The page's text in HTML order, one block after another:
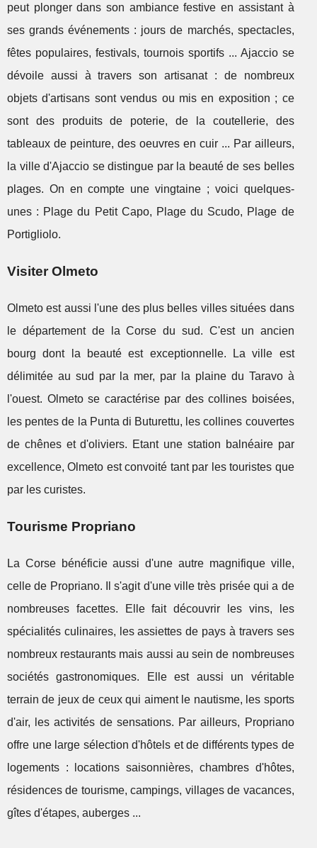
peut plonger dans son ambiance festive en assistant à
ses grands événements : jours de marchés, spectacles,
fêtes populaires, festivals, tournois sportifs ... Ajaccio se
dévoile aussi à travers son artisanat : de nombreux
objets d'artisans sont vendus ou mis en exposition ; ce
sont des produits de poterie, de la coutellerie, des
tableaux de peinture, des oeuvres en cuir ... Par ailleurs,
la ville d'Ajaccio se distingue par la beauté de ses belles
plages. On en compte une vingtaine ; voici quelques-
unes : Plage du Petit Capo, Plage du Scudo, Plage de
Portigliolo.
Visiter Olmeto
Olmeto est aussi l'une des plus belles villes situées dans
le département de la Corse du sud. C'est un ancien
bourg dont la beauté est exceptionnelle. La ville est
délimitée au sud par la mer, par la plaine du Taravo à
l'ouest. Olmeto se caractérise par des collines boisées,
les pentes de la Punta di Buturettu, les collines couvertes
de chênes et d'oliviers. Etant une station balnéaire par
excellence, Olmeto est convoité tant par les touristes que
par les curistes.
Tourisme Propriano
La Corse bénéficie aussi d'une autre magnifique ville,
celle de Propriano. Il s'agit d'une ville très prisée qui a de
nombreuses facettes. Elle fait découvrir les vins, les
spécialités culinaires, les assiettes de pays à travers ses
nombreux restaurants mais aussi au sein de nombreuses
sociétés gastronomiques. Elle est aussi un véritable
terrain de jeux de ceux qui aiment le nautisme, les sports
d'air, les activités de sensations. Par ailleurs, Propriano
offre une large sélection d'hôtels et de différents types de
logements : locations saisonnières, chambres d'hôtes,
résidences de tourisme, campings, villages de vacances,
gîtes d'étapes, auberges ...